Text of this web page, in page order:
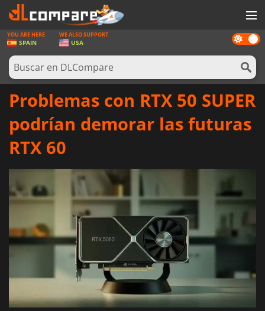
JUEGOS
TARJETAS PREPAGO
SOFTWARE
HARDWARE
INICIAR SESIÓN O REGISTRARSE
Dark
mode
YOU ARE HERE
SPAIN
WE ALSO SUPPORT
USA
Problemas con RTX 50 SUPER
podrían demorar las futuras
RTX 60